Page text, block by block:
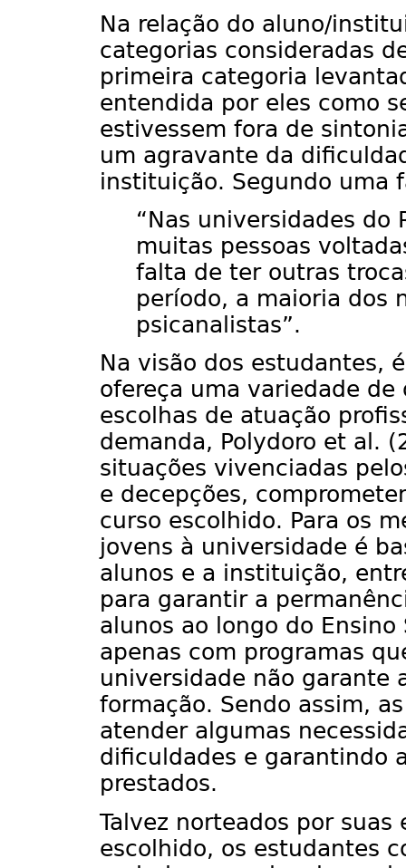
Na relação do aluno/
categorias consideradas
primeira categoria
entendida por eles como
estivessem fora de
um agravante da
instituição. Segundo uma
“Nas universidades do
muitas pessoas
falta de ter outras
período, a maioria dos
psicanalistas”.
Na visão dos estudantes,
ofereça uma variedade
escolhas de atuação
demanda, Polydoro et al.
situações vivenciadas
e decepções,
curso escolhido. Para os
jovens à universidade é
alunos e a instituição,
para garantir a
alunos ao longo do
apenas com programas
universidade não garante
formação. Sendo assim,
atender algumas
dificuldades e garantindo
prestados.
Talvez norteados por
escolhido, os estudantes